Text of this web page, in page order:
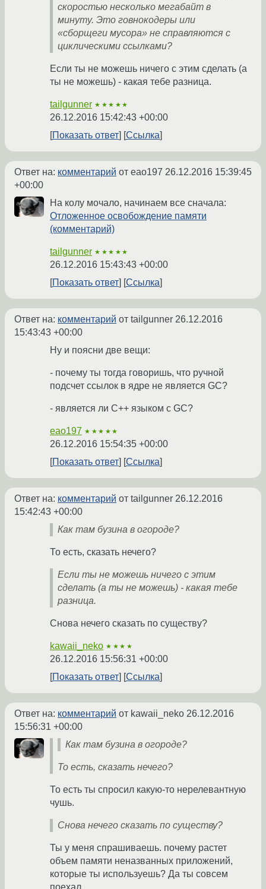
скоростью несколько мегабайт в
минуту. Это говнокодеры или
«сборщеги мусора» не справляются с
циклическими ссылками?
Если ты не можешь ничего с этим сделать (а
ты не можешь) - какая тебе разница.
tailgunner ★★★★★
26.12.2016 15:42:43 +00:00
Показать ответ
Ссылка
Ответ на: комментарий от eao197 26.12.2016 15:39:45
+00:00
На колу мочало, начинаем все сначала:
Отложенное освобождение памяти
(комментарий)
tailgunner ★★★★★
26.12.2016 15:43:43 +00:00
Показать ответ
Ссылка
Ответ на: комментарий от tailgunner 26.12.2016
15:43:43 +00:00
Ну и поясни две вещи:
- почему ты тогда говоришь, что ручной
подсчет ссылок в ядре не является GC?
- является ли C++ языком с GC?
eao197 ★★★★★
26.12.2016 15:54:35 +00:00
Показать ответ
Ссылка
Ответ на: комментарий от tailgunner 26.12.2016
15:42:43 +00:00
Как там бузина в огороде?
То есть, сказать нечего?
Если ты не можешь ничего с этим
сделать (а ты не можешь) - какая тебе
разница.
Снова нечего сказать по существу?
kawaii_neko ★★★★
26.12.2016 15:56:31 +00:00
Показать ответ
Ссылка
Ответ на: комментарий от kawaii_neko 26.12.2016
15:56:31 +00:00
Как там бузина в огороде?
То есть, сказать нечего?
То есть ты спросил какую-то нерелевантную
чушь.
Снова нечего сказать по существу?
Ты у меня спрашиваешь. почему растет
объем памяти неназванных приложений,
которые ты используешь? Да ты совсем